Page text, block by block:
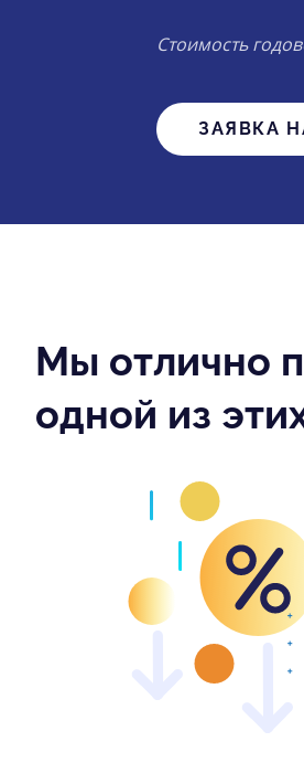
Стоимость
ЗАЯВКА
Мы отлично
одной из